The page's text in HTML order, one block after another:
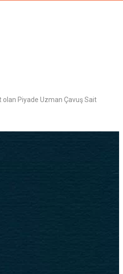
olan Piyade Uzman Çavuş Sait